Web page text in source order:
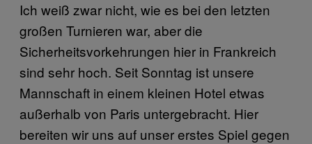
Ich weiß zwar nicht, wie es bei den letzten
großen Turnieren war, aber die
Sicherheitsvorkehrungen hier in Frankreich
sind sehr hoch. Seit Sonntag ist unsere
Mannschaft in einem kleinen Hotel etwas
außerhalb von Paris untergebracht. Hier
bereiten wir uns auf unser erstes Spiel gegen